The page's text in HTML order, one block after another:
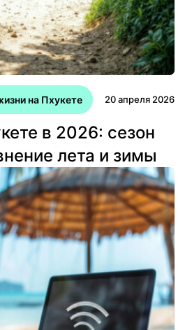
на Пхукете 20 апреля 2026
в 2026: сезон
лета и зимы